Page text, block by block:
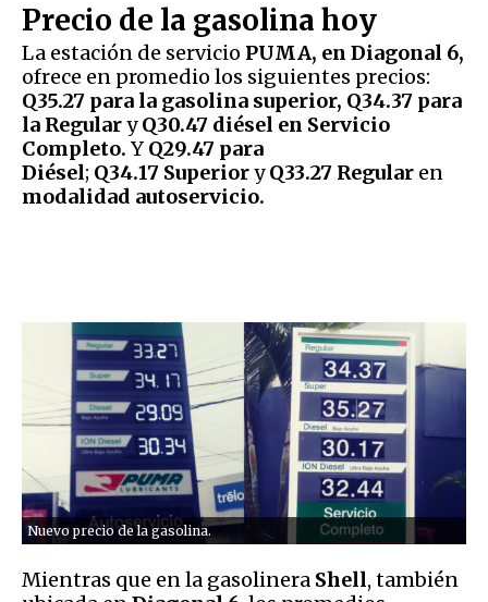
Precio de la gasolina hoy
La estación de servicio PUMA, en Diagonal 6,
ofrece en promedio los siguientes precios:
Q35.27 para la gasolina superior, Q34.37 para
la RegularyQ30.47 diésel en Servicio
Completo. YQ29.47 para
Diésel; Q34.17 SuperioryQ33.27 Regular en
modalidad autoservicio.
Nuevo precio de la gasolina.
Mientras que en la gasolinera Shell, también